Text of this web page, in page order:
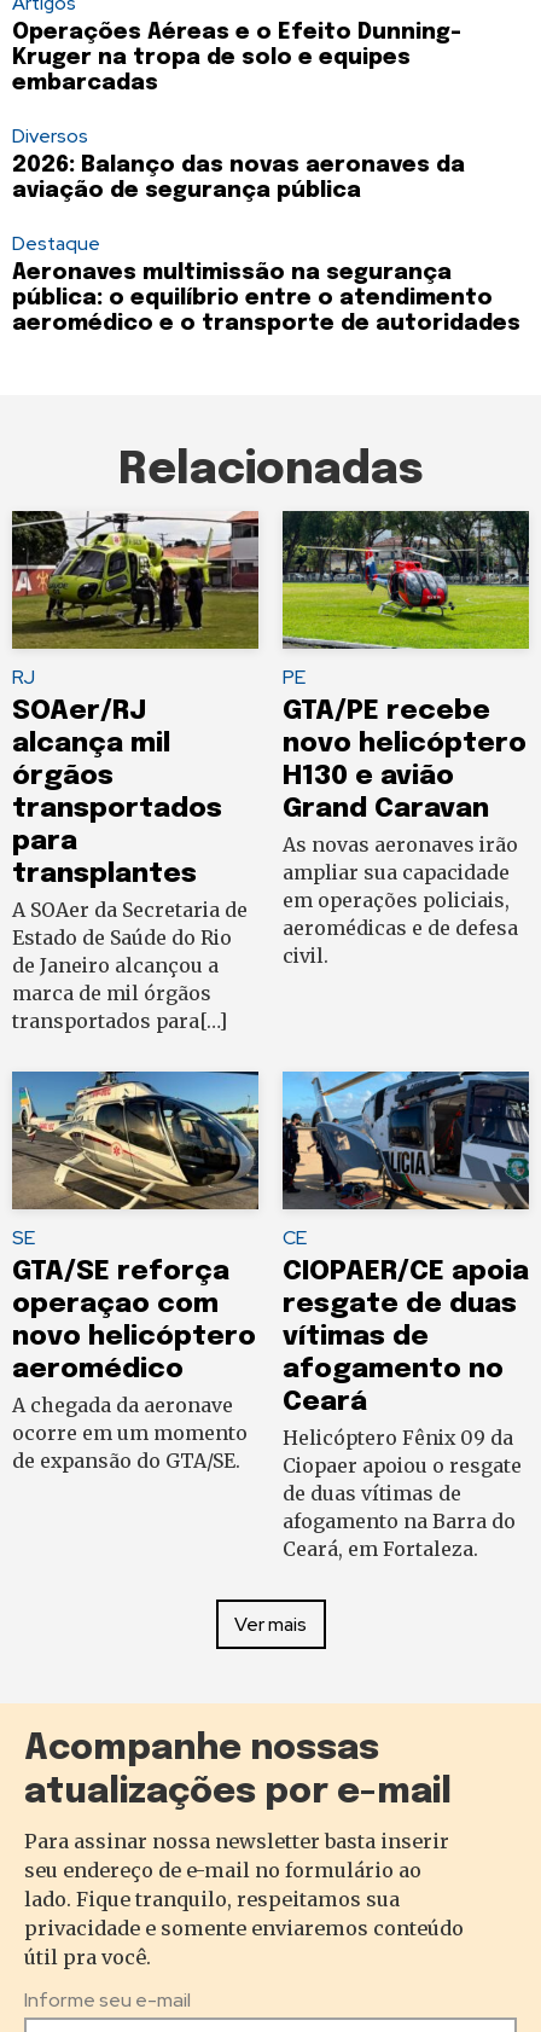
Operações Aéreas e o Efeito Dunning-
Kruger na tropa de solo e equipes
embarcadas
Diversos
2026: Balanço das novas aeronaves da
aviação de segurança pública
Destaque
Aeronaves multimissão na segurança
pública: o equilíbrio entre o atendimento
aeromédico e o transporte de autoridades
Relacionadas
RJ
SOAer/RJ
alcança mil
órgãos
transportados
para
transplantes
A SOAer da Secretaria de
Estado de Saúde do Rio
de Janeiro alcançou a
marca de mil órgãos
transportados para[…]
PE
GTA/PE recebe
novo helicóptero
H130 e avião
Grand Caravan
As novas aeronaves irão
ampliar sua capacidade
em operações policiais,
aeromédicas e de defesa
civil.
SE
GTA/SE reforça
operaçao com
novo helicóptero
aeromédico
A chegada da aeronave
ocorre em um momento
de expansão do GTA/SE.
CE
CIOPAER/CE apoia
resgate de duas
vítimas de
afogamento no
Ceará
Helicóptero Fênix 09 da
Ciopaer apoiou o resgate
de duas vítimas de
afogamento na Barra do
Ceará, em Fortaleza.
Ver mais
Acompanhe nossas
atualizações por e-mail
Para assinar nossa newsletter basta inserir
seu endereço de e-mail no formulário ao
lado. Fique tranquilo, respeitamos sua
privacidade e somente enviaremos conteúdo
útil pra você.
Informe seu e-mail